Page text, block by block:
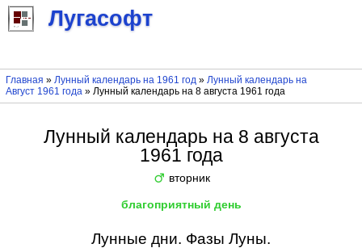
Лугасофт
Главная » Лунный календарь на 1961 год» Лунный календарь на
Август 1961 года» Лунный календарь на 8 августа 1961 года
Лунный календарь на 8 августа
1961 года
♂ вторник
благоприятный день
Лунные дни. Фазы Луны.